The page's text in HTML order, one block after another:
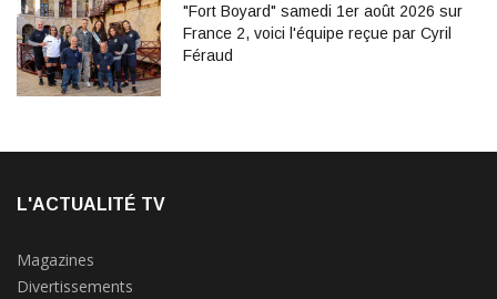
"Fort Boyard" samedi 1er août 2026 sur
France 2, voici l'équipe reçue par Cyril
Féraud
L'ACTUALITÉ TV
Magazines
Divertissements